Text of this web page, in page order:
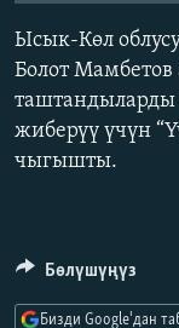
АЗАТТЫК+
ЫҢГАЙСЫЗ
Ысык-Көл
Болот
таштандыларды
жиберүү үчүн
чыгышты.
Бөлүшүңүз
Бизди Google'дан